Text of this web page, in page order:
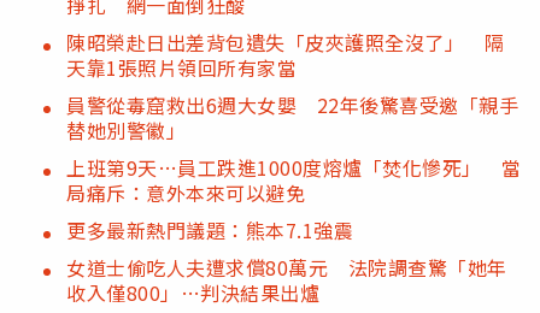
陳昭榮赴日出差背包遺失「皮夾護照全沒了」 隔
天靠1張照片領回所有家當
員警從毒窟救出6週大女嬰 22年後驚喜受邀「親手
替她別警徽」
上班第9天…員工跌進1000度熔爐「焚化慘死」 當
局痛斥：意外本來可以避免
更多最新熱門議題：熊本7.1強震
女道士偷吃人夫遭求償80萬元 法院調查驚「她年
收入僅800」…判決結果出爐